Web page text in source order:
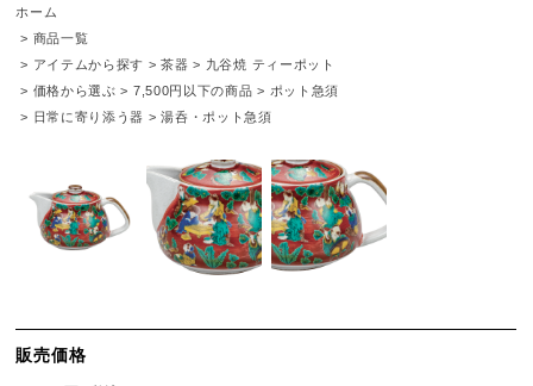
ホーム
> 商品一覧
> アイテムから探す >茶器 > 九谷焼 ティーポット
> 価格から選ぶ > 7,500円以下の商品 > ポット急須
> 日常に寄り添う器 >湯呑・ポット急須
販売価格